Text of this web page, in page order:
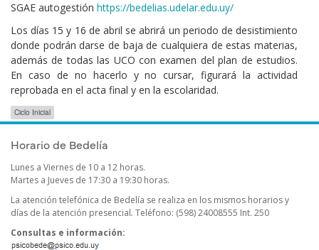
Horario de Bedelía
Lunes a Viernes de 10 a 12 horas.
Martes a Jueves de 17:30 a 19:30 horas.
La atención telefónica de Bedelía se realiza en los mismos horarios y
días de la atención presencial. Teléfono: (598) 24008555 Int. 250
Consultas e información:
SGAE autogestión https://bedelias.udelar.edu.uy/
Los días 15 y 16 de abril se abrirá un periodo de desistimiento
donde podrán darse de baja de cualquiera de estas materias,
además de todas las UCO con examen del plan de estudios.
En caso de no hacerlo y no cursar, figurará la actividad
reprobada en el acta final y en la escolaridad.
Etiquetas
para
Ciclo Inicial
Publicado elMiércoles 8 Abril, 2026